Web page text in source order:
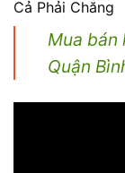
Cả Phải Chăng
Mua bán
Quận